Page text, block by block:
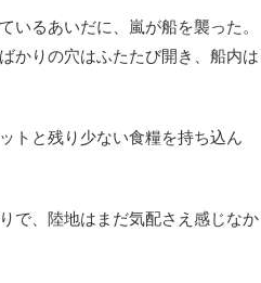
るあいだに、嵐が船を襲った。
かりの穴はふたたび開き、船内は
トと残り少ない食糧を持ち込ん
で、陸地はまだ気配さえ感じなか